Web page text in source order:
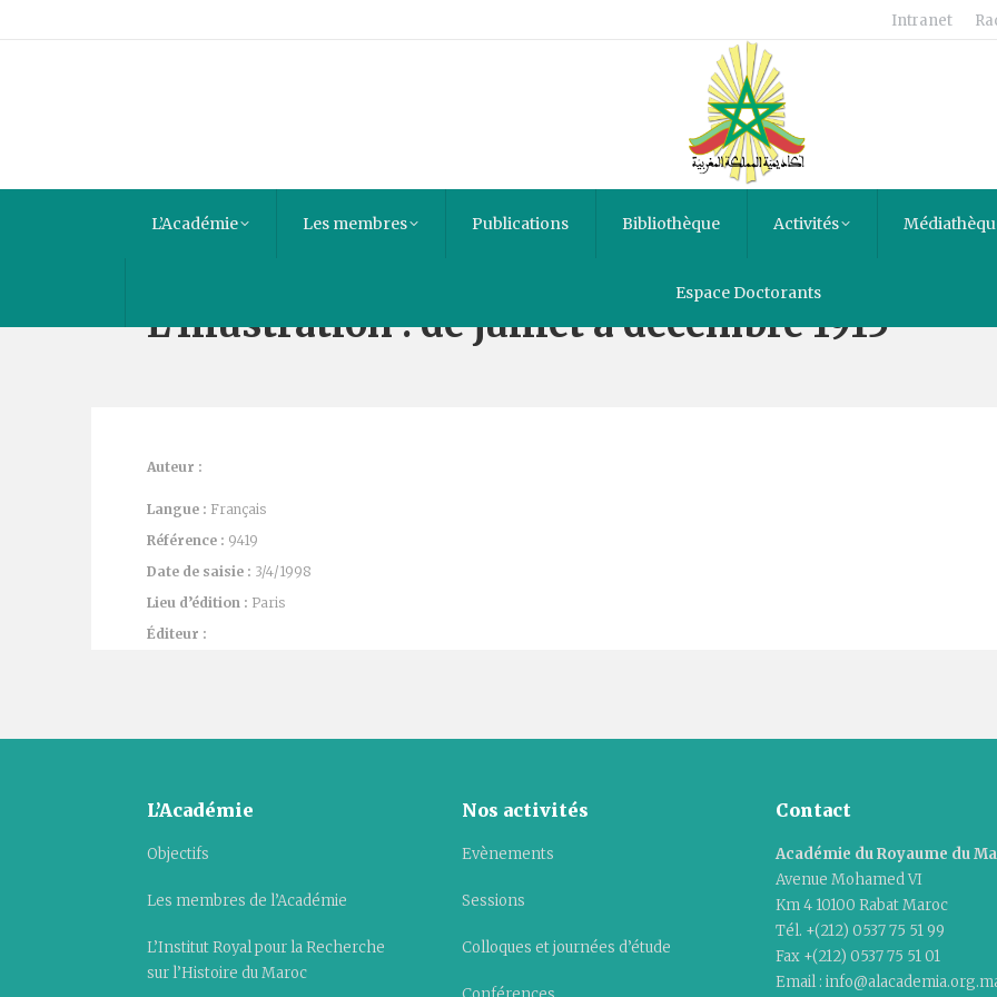
Intranet
L’Académie Les membres Publications Bibliothèque Activités
Espace Doctorants
L’Illustration : de juillet à décembre 1915
Auteur :
Langue : Français
Référence : 9419
Date de saisie : 3/4/1998
Lieu d’édition : Paris
Éditeur :
L’Académie
Objectifs
Les membres de l’Académie
L’Institut Royal pour la Recherche
sur l’Histoire du Maroc
Nos activités
Evènements
Sessions
Colloques et journées d’étude
Contact
Académie du Royaume du
Avenue Mohamed VI
Km 4 10100 Rabat Maroc
Tél. +(212) 0537 75 51 99
Fax +(212) 0537 75 51 01
Email :